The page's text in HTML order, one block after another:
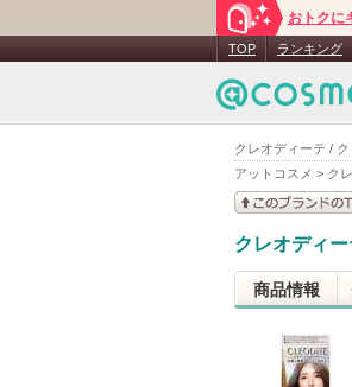
クレオディーテ /
アットコスメ > ク
おトクに
TOP ランキング
クレオディ
商品情報